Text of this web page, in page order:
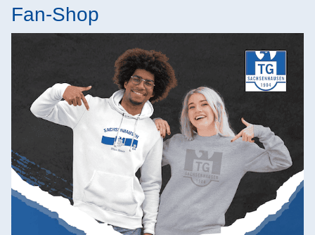
Fan-Shop